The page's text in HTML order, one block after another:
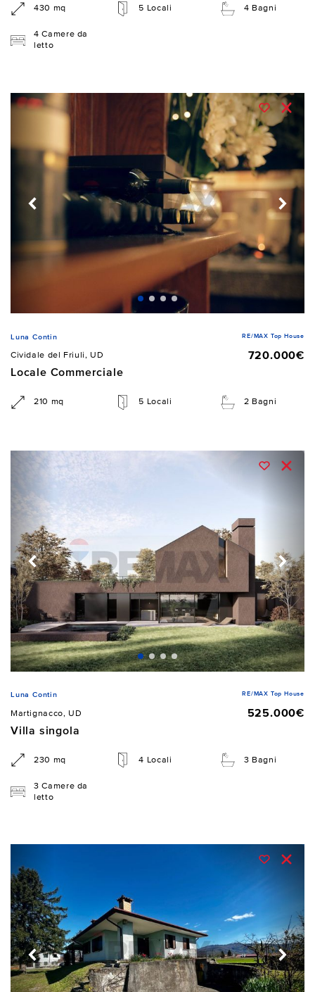
430 mq 5 Locali 4 Bagni
4 Camere da
letto
Luna Contin RE/MAX Top House
Cividale del Friuli, UD
720.000€
Locale Commerciale
210 mq 5 Locali 2 Bagni
Luna Contin RE/MAX Top House
Martignacco, UD
525.000€
Villa singola
230 mq 4 Locali 3 Bagni
3 Camere da
letto